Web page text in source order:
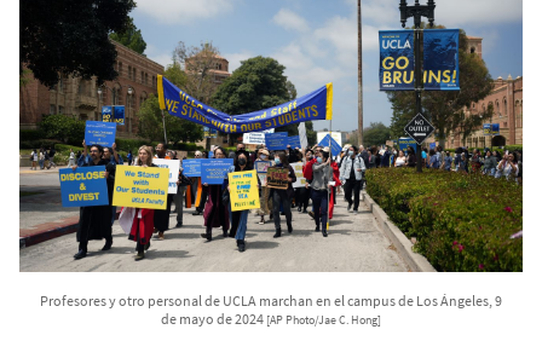
Profesores y otro personal de UCLA marchan en el campus de Los Ángeles, 9
de mayo de 2024 [AP Photo/Jae C. Hong]